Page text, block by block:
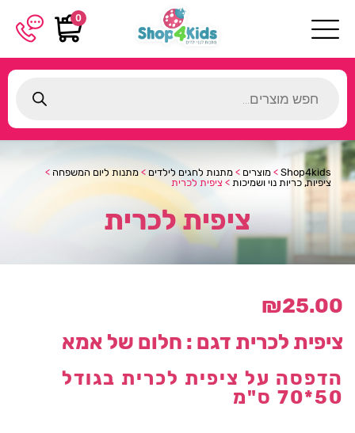
0
search
Shop4kids
> מוצרים > מתנות לחגים לילדים > מתנות ליום המשפחה >
ציפיות, כריות נוי ושמיכות > ציפית לכרית
ציפית לכרית
₪25.00
ציפית לכרית דגם : חלום של אמא
הדפסה על ציפית לכרית בגודל
50*70 ס"מ